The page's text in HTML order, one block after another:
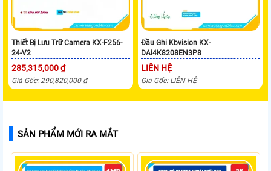
Thiết Bị Lưu Trữ Camera KX-F256-
24-V2
285,315,000 ₫
Giá Gốc: 290,820,000 ₫
Đầu Ghi Kbvision KX-
DAi4K8208EN3P8
LIÊN HỆ
Giá Gốc: LIÊN HỆ
SẢN PHẨM MỚI RA MẮT